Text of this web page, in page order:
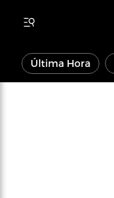
Última Hora